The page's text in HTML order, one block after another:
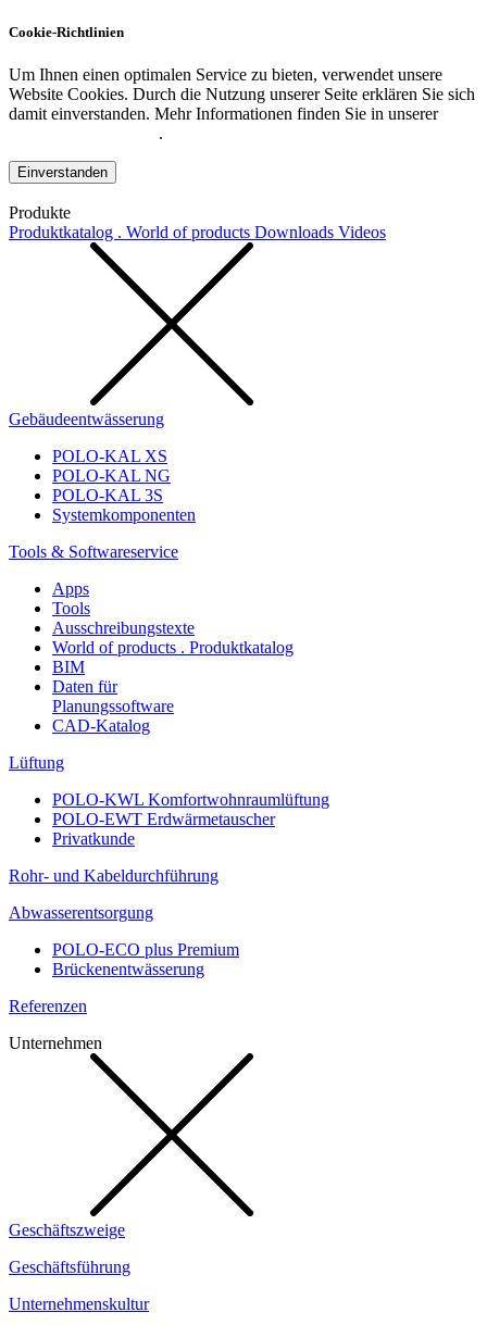
Cookie-Richtlinien
Um Ihnen einen optimalen Service zu bieten, verwendet unsere
Website Cookies. Durch die Nutzung unserer Seite erklären Sie sich
damit einverstanden. Mehr Informationen finden Sie in unserer
.
Einverstanden
Produkte
Produktkatalog . World of products Downloads Videos
Gebäudeentwässerung
POLO-KAL XS
POLO-KAL NG
POLO-KAL 3S
Systemkomponenten
Tools & Softwareservice
Apps
Tools
Ausschreibungstexte
World of products . Produktkatalog
BIM
Daten für
Planungssoftware
CAD-Katalog
Lüftung
POLO-KWL Komfortwohnraumlüftung
POLO-EWT Erdwärmetauscher
Privatkunde
Rohr- und Kabeldurchführung
Abwasserentsorgung
POLO-ECO plus Premium
Brückenentwässerung
Referenzen
Unternehmen
Geschäftszweige
Geschäftsführung
Unternehmenskultur